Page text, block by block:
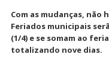
Com as mudanças, não
Feriados municipais
(1/4) e se somam ao
totalizando nove dias.